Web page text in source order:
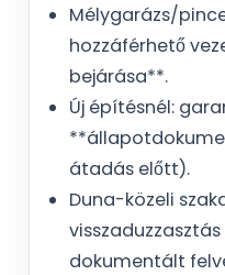
Mélygarázs/
hozzáférhető
bejárása**.
Új építésnél:
átadás előtt).
Duna-közeli
dokumentált